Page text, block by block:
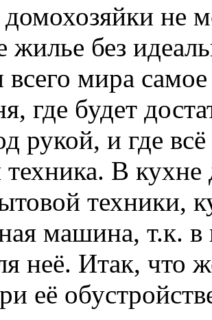
не
жилье без
всего мира
где будет
рукой, и где
техника. В
техники,
машина, т.к. в
неё. Итак, что
её